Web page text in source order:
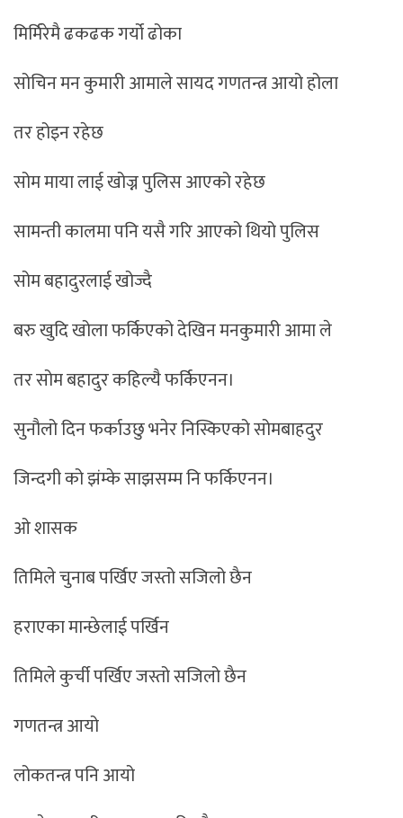
मिर्मिरेमै ढकढक गर्यो ढोका
सोचिन मन कुमारी आमाले सायद गणतन्त्र आयो होला
तर होइन रहेछ
सोम माया लाई खोज्न पुलिस आएको रहेछ
सामन्ती कालमा पनि यसै गरि आएको थियो पुलिस
सोम बहादुरलाई खोज्दै
बरु खुदि खोला फर्किएको देखिन मनकुमारी आमा ले
तर सोम बहादुर कहिल्यै फर्किएनन।
सुनौलो दिन फर्काउछु भनेर निस्किएको सोमबाहदुर
जिन्दगी को झंम्के साझसम्म नि फर्किएनन।
ओ शासक
तिमिले चुनाब पर्खिए जस्तो सजिलो छैन
हराएका मान्छेलाई पर्खिन
तिमिले कुर्ची पर्खिए जस्तो सजिलो छैन
गणतन्त्र आयो
लोकतन्त्र पनि आयो